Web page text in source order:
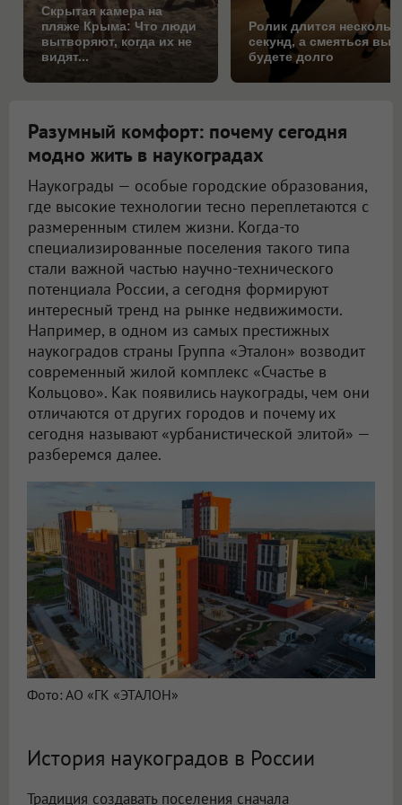
Скрытая камера на
пляже Крыма: Что люди
вытворяют, когда их не
видят...
Ролик длится
секунд, а смеяться вы
будете долго
Разумный комфорт: почему сегодня
модно жить в наукоградах
Наукограды — особые городские образования,
где высокие технологии тесно переплетаются с
размеренным стилем жизни. Когда-то
специализированные поселения такого типа
стали важной частью научно-технического
потенциала России, а сегодня формируют
интересный тренд на рынке недвижимости.
Например, в одном из самых престижных
наукоградов страны Группа «Эталон» возводит
современный жилой комплекс «Счастье в
Кольцово». Как появились наукограды, чем они
отличаются от других городов и почему их
сегодня называют «урбанистической элитой» —
разберемся далее.
Фото: АО «ГК «ЭТАЛОН»
История наукоградов в России
Традиция создавать поселения сначала